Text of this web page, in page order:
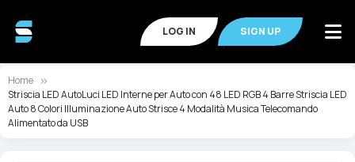
LOG IN SIGN UP
Home
Striscia LED AutoLuci LED Interne per Auto con 48 LED RGB 4 Barre Striscia LED
Auto 8 Colori Illuminazione Auto Strisce 4 Modalità Musica Telecomando
Alimentato da USB